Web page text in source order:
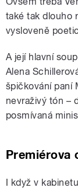
také tak dlouho
vysloveně
A její hlavní
Alena
špičkování paní
nevraživý tón –
posmívaná
Premiérova
I když v